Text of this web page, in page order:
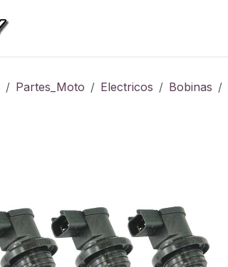
Partes_Moto Electricos Bobinas